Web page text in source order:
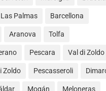
Las Palmas Barcellona
Aranova Tolfa
Pescara Val di Zoldo
Zoldo Pescasseroli
Mogán Meloneras